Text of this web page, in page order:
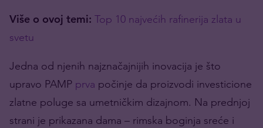
Više o ovoj temi: Top 10 najvećih rafinerija zlata u
svetu
Jedna od njenih najznačajnijih inovacija je što
upravo PAMP prva počinje da proizvodi investicione
zlatne poluge sa umetničkim dizajnom. Na prednjoj
strani je prikazana dama – rimska boginja sreće i